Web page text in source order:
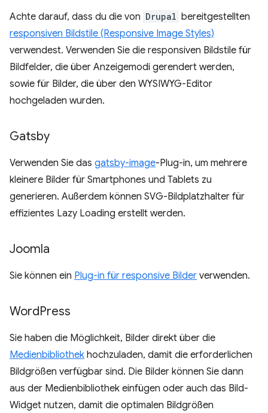
Achte darauf, dass du die von Drupal bereitgestellten
responsiven Bildstile (Responsive Image Styles)
verwendest. Verwenden Sie die responsiven Bildstile für
Bildfelder, die über Anzeigemodi gerendert werden,
sowie für Bilder, die über den WYSIWYG-Editor
hochgeladen wurden.
Gatsby
Verwenden Sie das gatsby-image-Plug-in, um mehrere
kleinere Bilder für Smartphones und Tablets zu
generieren. Außerdem können SVG-Bildplatzhalter für
effizientes Lazy Loading erstellt werden.
Joomla
Sie können ein Plug-in für responsive Bilder verwenden.
WordPress
Sie haben die Möglichkeit, Bilder direkt über die
Medienbibliothek hochzuladen, damit die erforderlichen
Bildgrößen verfügbar sind. Die Bilder können Sie dann
aus der Medienbibliothek einfügen oder auch das Bild-
Widget nutzen, damit die optimalen Bildgrößen